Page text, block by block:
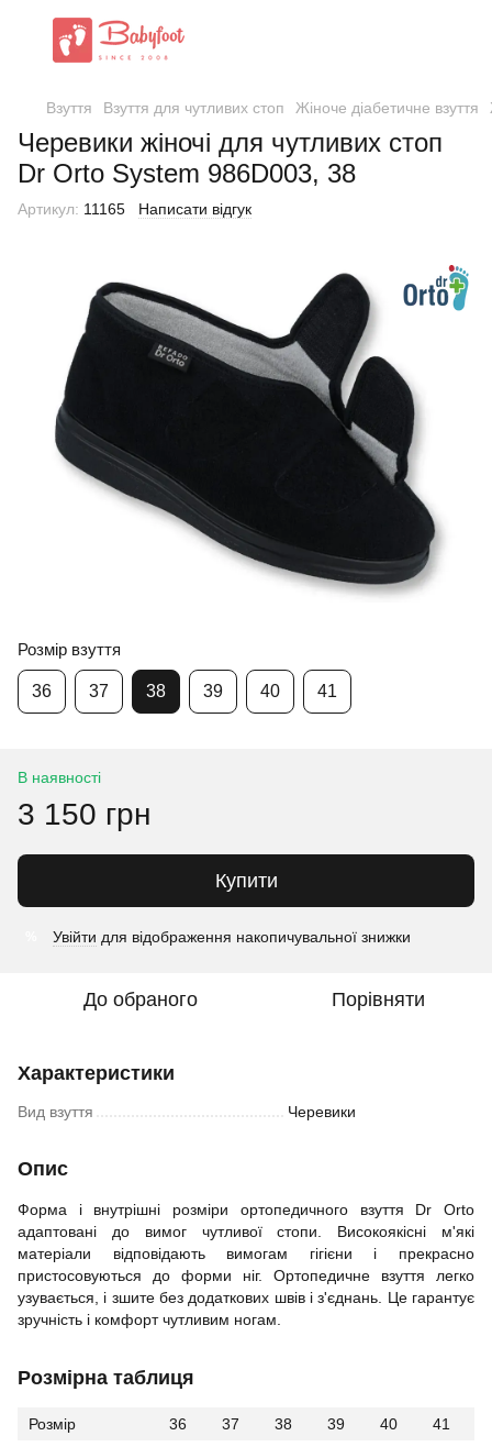
Взуття Взуття для чутливих стоп Жіноче діабетичне взуття
Черевики жіночі для чутливих стоп
Dr Orto System 986D003, 38
Артикул: 11165 Написати відгук
Розмір взуття
36 37 38 39 40 41
В наявності
3 150 грн
Купити
Увійти для відображення накопичувальної знижки
До обраного Порівняти
Характеристики
Вид взуття Черевики
Опис
Форма і внутрішні розміри ортопедичного взуття Dr Orto
адаптовані до вимог чутливої стопи. Високоякісні м'які
матеріали відповідають вимогам гігієни і прекрасно
пристосовуються до форми ніг. Ортопедичне взуття легко
узувається, і зшите без додаткових швів і з'єднань. Це гарантує
зручність і комфорт чутливим ногам.
Розмірна таблиця
Розмір 36 37 38 39 40
41